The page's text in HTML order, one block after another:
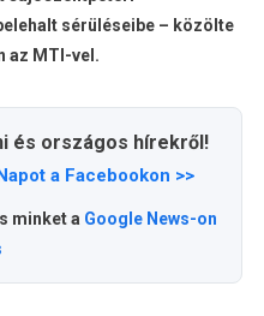
sérüléseibe – közölte
az MTI-vel.
és országos hírekről!
a Facebookon >>
minket a Google News-on